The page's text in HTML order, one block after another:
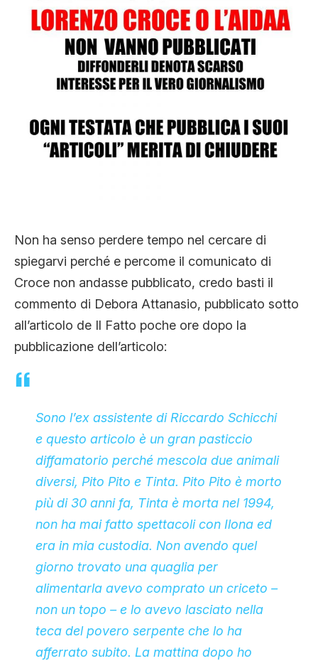
Non ha senso perdere tempo nel cercare di
spiegarvi perché e percome il comunicato di
Croce non andasse pubblicato, credo basti il
commento di Debora Attanasio, pubblicato sotto
all’articolo de Il Fatto poche ore dopo la
pubblicazione dell’articolo:
Sono l’ex assistente di Riccardo Schicchi
e questo articolo è un gran pasticcio
diffamatorio perché mescola due animali
diversi, Pito Pito e Tinta. Pito Pito è morto
più di 30 anni fa, Tinta è morta nel 1994,
non ha mai fatto spettacoli con Ilona ed
era in mia custodia. Non avendo quel
giorno trovato una quaglia per
alimentarla avevo comprato un criceto –
non un topo – e lo avevo lasciato nella
teca del povero serpente che lo ha
afferrato subito. La mattina dopo ho